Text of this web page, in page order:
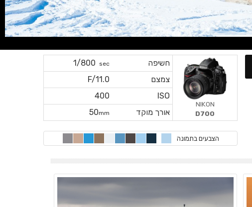
חשיפה sec
1/800
צמצם
F/11.0
ISO
400
אורך מוקד
50mm
NIKON
D700
הצבעים בתמונה